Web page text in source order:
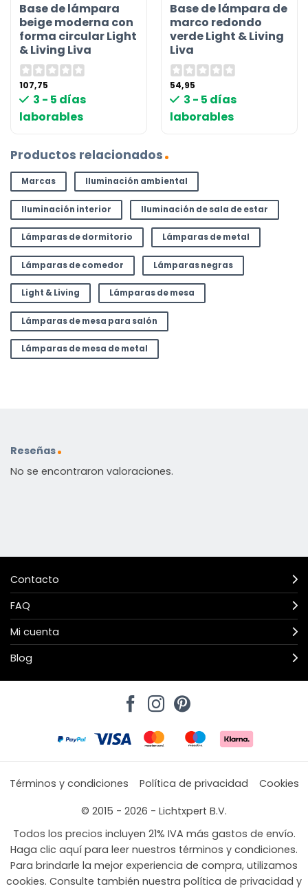
Base de lámpara
beige moderna con
forma circular Light
& Living Liva
107,75
3 - 5 días
laborables
Base de lámpara de
marco redondo
verde Light & Living
Liva
54,95
3 - 5 días
laborables
Productos relacionados
Marcas Iluminación ambiental
Iluminación interior Iluminación de sala de estar
Lámparas de dormitorio Lámparas de metal
Lámparas de comedor Lámparas negras
Light & Living Lámparas de mesa
Lámparas de mesa para salón
Lámparas de mesa de metal
Reseñas
No se encontraron valoraciones.
Contacto
FAQ
Mi cuenta
Blog
Términos y condiciones Política de privacidad
Cookies
© 2015 - 2026 - Lichtxpert B.V.
Todos los precios incluyen 21% IVA más gastos de envío.
Haga clic aquí para leer nuestros términos y condiciones.
Para brindarle la mejor experiencia de compra, utilizamos
cookies. Consulte también nuestra política de privacidad y